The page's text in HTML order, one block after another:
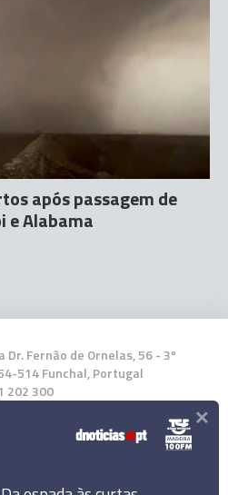
após passagem de
e Alabama
Dr. Fernão de Ornelas, 56 - 3º
514 Funchal, Portugal
202 300
a nossa App ×